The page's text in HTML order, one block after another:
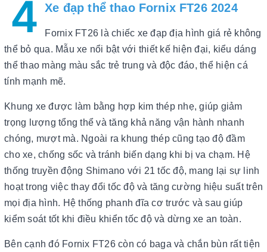
4 Xe đạp thể thao Fornix FT26 2024
Fornix FT26 là chiếc xe đạp địa hình giá rẻ không
thể bỏ qua. Mẫu xe nổi bật với thiết kế hiện đại, kiểu dáng
thể thao màng màu sắc trẻ trung và độc đáo, thể hiện cá
tính mạnh mẽ.
Khung xe được làm bằng hợp kim thép nhẹ, giúp giảm
trọng lượng tổng thể và tăng khả năng vận hành nhanh
chóng, mượt mà. Ngoài ra khung thép cũng tạo độ đầm
cho xe, chống sốc và tránh biến dạng khi bị va chạm. Hệ
thống truyền động Shimano với 21 tốc độ, mang lại sự linh
hoạt trong việc thay đổi tốc độ và tăng cường hiệu suất trên
mọi địa hình. Hệ thống phanh đĩa cơ trước và sau giúp
kiểm soát tốt khi điều khiển tốc độ và dừng xe an toàn.
Bên cạnh đó Fornix FT26 còn có baga và chắn bùn rất tiện